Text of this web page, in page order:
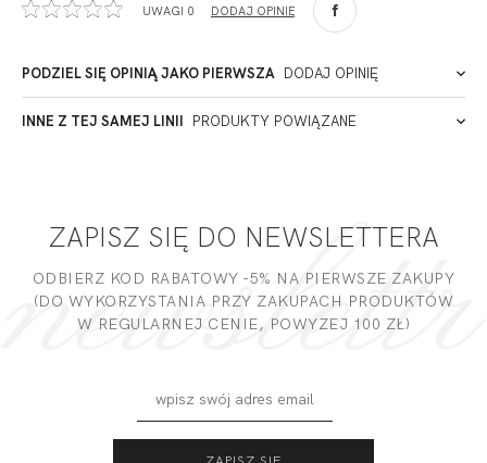
90-057
Polska
ADRES PUNKTU KONTAKTOWEGO
UWAGI 0 DODAJ OPINIĘ
PODZIEL SIĘ OPINIĄ JAKO PIERWSZA DODAJ OPINIĘ
Miałeś już kontakt z naszym produktem? Zostaw opinię
INNE Z TEJ SAMEJ LINII PRODUKTY POWIĄZANE
ZAPISZ SIĘ DO NEWSLETTERA
ODBIERZ KOD RABATOWY -5% NA PIERWSZE ZAKUPY
(DO WYKORZYSTANIA PRZY ZAKUPACH PRODUKTÓW
W REGULARNEJ CENIE, POWYZEJ 100 ZŁ)